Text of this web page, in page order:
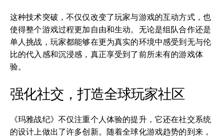
这种技术突破，不仅仅改变了玩家与游戏的互动方式，也
使得整个游戏过程更加自由和生动。无论是组队合作还是
单人挑战，玩家都能够在更为真实的环境中感受到无与伦
比的代入感和沉浸感，真正享受到了前所未有的游戏体
验。
强化社交，打造全球玩家社区
《玛雅战纪》不仅注重个人体验的提升，它还在社交系统
的设计上做出了许多创新。随着全球化游戏趋势的到来，